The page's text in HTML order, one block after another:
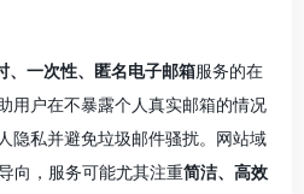
、一次性、匿名电子邮箱服务的在
用户在不暴露个人真实邮箱的情况
隐私并避免垃圾邮件骚扰。网站域
向，服务可能尤其注重简洁、高效